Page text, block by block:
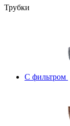
Трубки
С фильтром